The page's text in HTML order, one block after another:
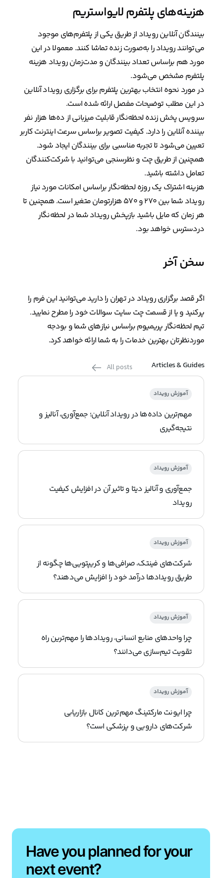
هزینه‌های پلتفرم لایواستریم
بینندگان آنلاین رویداد از طریق یکی از پلتفرم‌های موجود
می‌توانند رویداد را به‌صورت زنده تماشا کنند. معمولا در این
مورد هم براساس تعداد بینندگان و مدت‌زمان رویداد هزینه
پلتفرم مشخص می‌شود.
در مورد نحوه انتخاب بهترین پلتفرم برای برگزاری رویداد آنلاین
در این مطلب توضیحات مفصل ارائه شده است.
سرویس پخش زنده لحظه‌نگار قابلیت میزبانی از ده‌ها هزار نفر
بیننده آنلاین را دارد. کیفیت تصویر براساس سرعت اینترنت کاربر
تعیین می‌شود تا تجربه مناسبی برای بینندگان ایجاد شود.
همچنین از طریق چت و نظرسنجی می‌توانید با شرکت‌کنندگان
تعامل داشته باشید.
هزینه اشتراک یک روزه لحظه‌نگار براساس امکانات مورد نیاز
رویداد شما بین ۲۷۰ و ۵۷۰ هزارتومان متغیر است. همچنین تا
هر زمان که مایل باشید بازپخش رویداد شما در لحظه‌نگار
دردسترس خواهد بود.
سخن آخر
اگر قصد برگزاری رویداد در تهران را دارید می‌توانید این فرم را
پرکنید و یا از قسمت چت سایت سوالات خود را مطرح نمایید.
تیم لحظه‌نگار پریمیوم براساس نیازهای شما و بودجه
موردنظرتان بهترین خدمات را به شما ارائه خواهد کرد.
Articles & Guides
All posts
آموزش رویداد
مهم‌ترین داده‌ها در رویداد آنلاین؛ جمع‌آوری، آنالیز و
نتیجه‌گیری
آموزش رویداد
جمع‌آوری و آنالیز دیتا و تاثیر آن در افزایش کیفیت
رویداد
آموزش رویداد
شرکت‌های فینتک، صرافی‌ها و کریپتویی‌ها چگونه از
طریق رویدادها درآمد خود را افزایش می‌دهند؟
آموزش رویداد
چرا واحدهای منابع انسانی، رویدادها را مهم‌ترین راه
تقویت تیم‌سازی می‌دانند؟
آموزش رویداد
چرا ایونت مارکتینگ مهم‌ترین کانال بازاریابی
شرکت‌های دارویی و پزشکی است؟
Have you planned for your
next event?